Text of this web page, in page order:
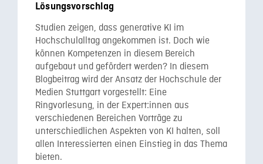
Lösungsvorschlag
Studien zeigen, dass generative KI im
Hochschulalltag angekommen ist. Doch wie
können Kompetenzen in diesem Bereich
aufgebaut und gefördert werden? In diesem
Blogbeitrag wird der Ansatz der Hochschule der
Medien Stuttgart vorgestellt: Eine
Ringvorlesung, in der Expert:innen aus
verschiedenen Bereichen Vorträge zu
unterschiedlichen Aspekten von KI halten, soll
allen Interessierten einen Einstieg in das Thema
bieten.